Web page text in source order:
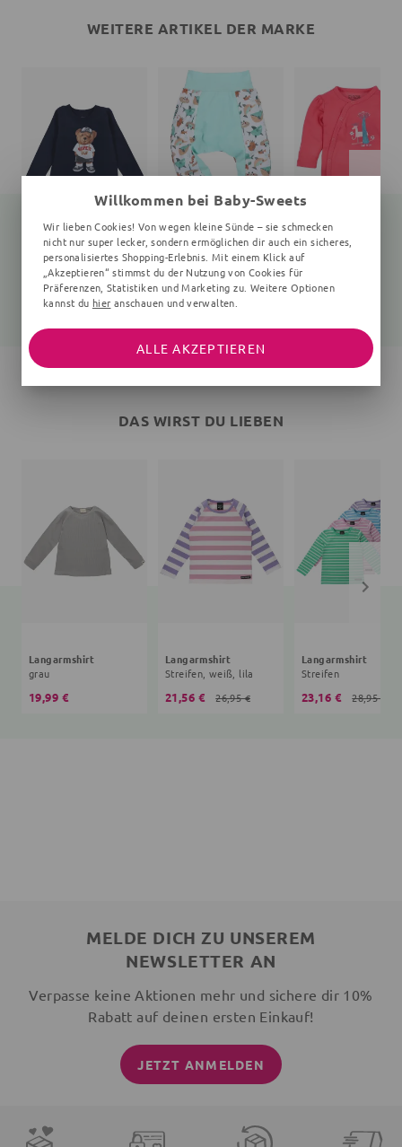
WEITERE ARTIKEL DER MARKE
navy
25,99 €
Hose
Fische, hellblau
21,99 €
0-6 Monate, pink
DAS WIRST DU LIEBEN
Langarmshirt
grau
19,99 €
Langarmshirt
Streifen, weiß, lila
21,56 € 26,95 €
Langarmshirt
Streifen
23,16 € 28,95 €
MELDE DICH ZU UNSEREM
NEWSLETTER AN
Verpasse keine Aktionen mehr und sichere dir 10%
Rabatt auf deinen ersten Einkauf!
JETZT ANMELDEN
Willkommen bei Baby-Sweets
Wir lieben Cookies! Von wegen kleine Sünde – sie schmecken
nicht nur super lecker, sondern ermöglichen dir auch ein sicheres,
personalisiertes Shopping-Erlebnis. Mit einem Klick auf
„Akzeptieren“ stimmst du der Nutzung von Cookies für
Präferenzen, Statistiken und Marketing zu. Weitere Optionen
kannst du hier anschauen und verwalten.
ALLE AKZEPTIEREN